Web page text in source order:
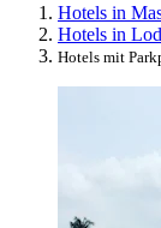
Hotels in
Hotels in
Hotels mit